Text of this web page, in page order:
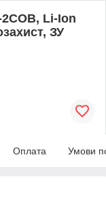
2COB, Li-Ion
ЗУ
Оплата Умови